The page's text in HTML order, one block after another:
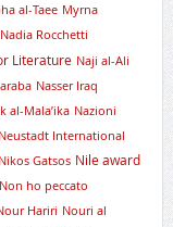
al-Taee Myrna
Nadia Rocchetti
Literature Naji al-Ali
Nasser Iraq
al-Mala’ika Nazioni
Neustadt International
Nikos Gatsos Nile award
Non ho peccato
Hariri Nouri al